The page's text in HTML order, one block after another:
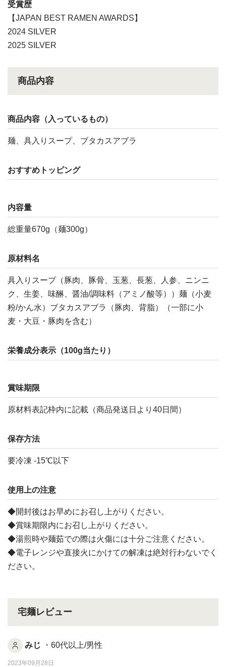
受賞歴
【JAPAN BEST RAMEN AWARDS】
2024 SILVER
2025 SILVER
商品内容
商品内容（入っているもの）
麺、具入りスープ、ブタカスアブラ
おすすめトッピング
内容量
総重量670g（麺300g）
原材料名
具入りスープ（豚肉、豚骨、玉葱、長葱、人参、ニンニ
ク、生姜、味醂、醤油/調味料（アミノ酸等））麺（小麦
粉/かん水）ブタカスアブラ（豚肉、背脂）（一部に小
麦・大豆・豚肉を含む）
栄養成分表示（100g当たり）
賞味期限
原材料表記枠内に記載（商品発送日より40日間）
保存方法
要冷凍 -15℃以下
使用上の注意
◆開封後はお早めにお召し上がりください。
◆賞味期限内にお召し上がりください。
◆湯煎時や麺茹での際は火傷には十分ご注意ください。
◆電子レンジや直接火にかけての解凍は絶対行わないでく
ださい。
宅麺レビュー
みじ ・60代以上/男性
2023年09月28日